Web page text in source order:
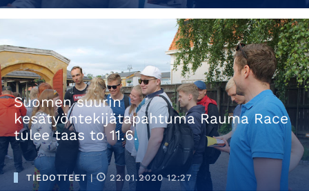
Suomen suurin
kesätyöntekijätapahtuma Rauma Race
tulee taas to 11.6.
TIEDOTTEET | 22.01.2020 12:27